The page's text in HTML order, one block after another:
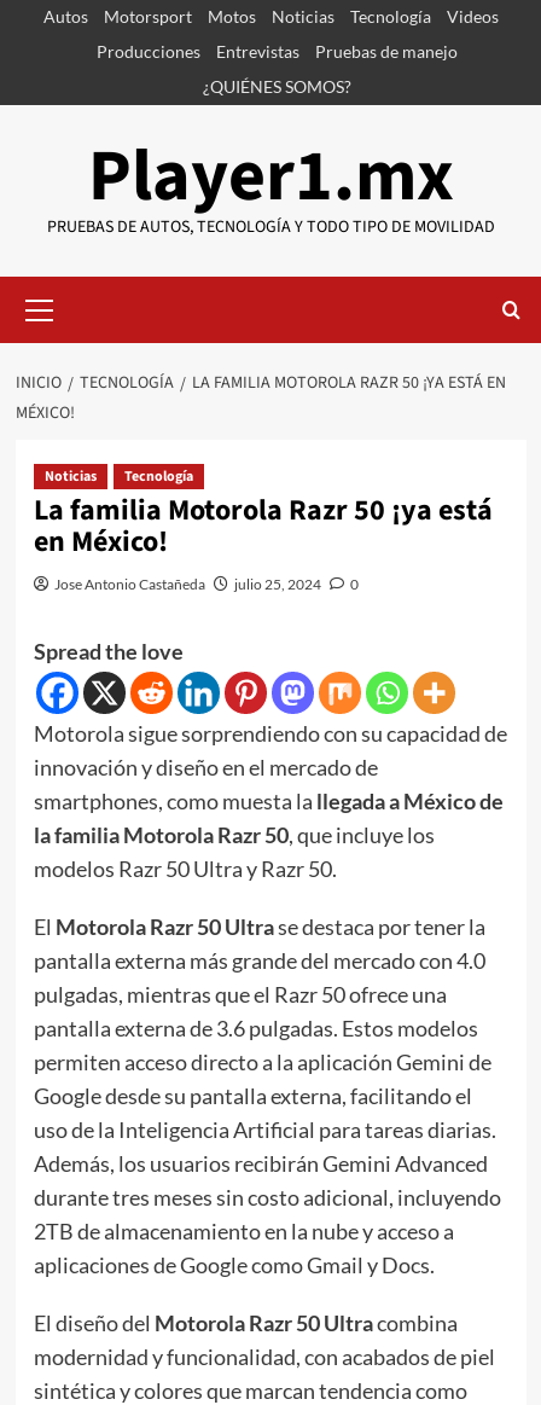
SaltarAutos Motorsport Motos Noticias Tecnología
Videos
Producciones
Entrevistas
Pruebas de manejo
¿QUIÉNES SOMOS?
Player1.mx
PRUEBAS DE AUTOS, TECNOLOGÍA Y TODO TIPO DE MOVILIDAD
primario
INICIO TECNOLOGÍA
LA FAMILIA MOTOROLA RAZR 50 ¡YA ESTÁ EN
MÉXICO!
Noticias Tecnología
La familia Motorola Razr 50 ¡ya está
en México!
Jose Antonio Castañeda julio 25, 2024 0
Spread the love
Motorola sigue sorprendiendo con su capacidad de
innovación y diseño en el mercado de
smartphones, como muesta la llegada a México de
la familia Motorola Razr 50, que incluye los
modelos Razr 50 Ultra y Razr 50.
El Motorola Razr 50 Ultrase destaca por tener la
pantalla externa más grande del mercado con 4.0
pulgadas, mientras que el Razr 50 ofrece una
pantalla externa de 3.6 pulgadas. Estos modelos
permiten acceso directo a la aplicación Gemini de
Google desde su pantalla externa, facilitando el
uso de la Inteligencia Artificial para tareas diarias.
Además, los usuarios recibirán Gemini Advanced
durante tres meses sin costo adicional, incluyendo
2TB de almacenamiento en la nube y acceso a
aplicaciones de Google como Gmail y Docs.
El diseño del Motorola Razr 50 Ultracombina
modernidad y funcionalidad, con acabados de piel
sintética y colores que marcan tendencia como